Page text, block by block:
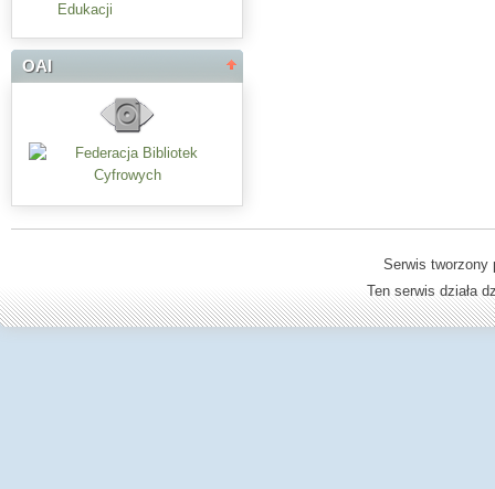
Edukacji
OAI
Serwis
Ten serwis działa